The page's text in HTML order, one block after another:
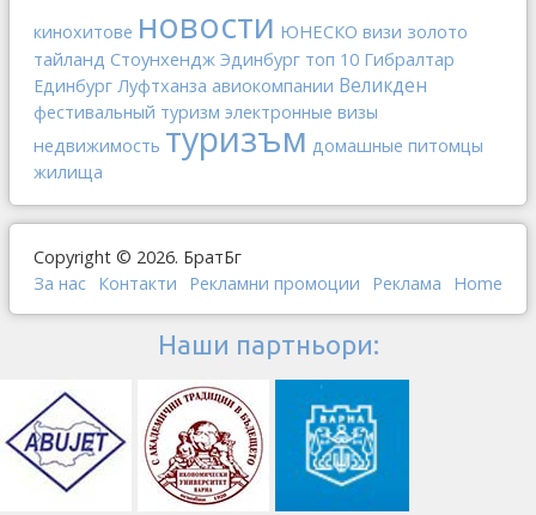
кинохитове новости ЮНЕСКО визи золото
тайланд Стоунхендж Эдинбург топ 10 Гибралтар
Единбург Луфтханза авиокомпании Великден
фестивальный туризм электронные визы
недвижимость туризъм домашные питомцы
жилища
Copyright © 2026. БратБг
За нас Контакти Рекламни промоции Реклама Home
Наши партньори: